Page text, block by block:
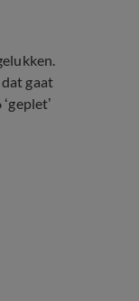
gaat